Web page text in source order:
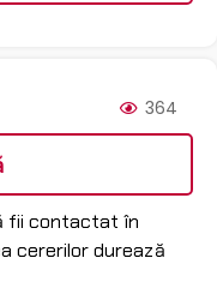
364
fii contactat în
cererilor durează